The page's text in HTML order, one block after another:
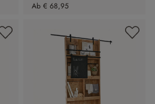
Ab € 68,95